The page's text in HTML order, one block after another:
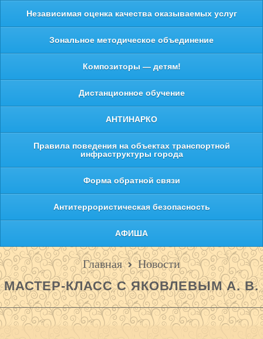
Независимая оценка качества оказываемых услуг
Зональное методическое объединение
Композиторы — детям!
Дистанционное обучение
АНТИНАРКО
Правила поведения на объектах транспортной
инфраструктуры города
Форма обратной связи
Антитеррористическая безопасность
АФИША
Главная Новости
МАСТЕР-КЛАСС С ЯКОВЛЕВЫМ А. В.